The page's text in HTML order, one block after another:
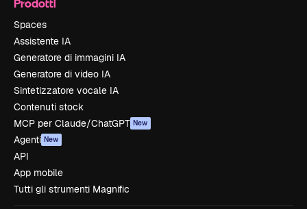
Prodotti
Spaces
Assistente IA
Generatore di immagini IA
Generatore di video IA
Sintetizzatore vocale IA
Contenuti stock
MCP per Claude/ChatGPT New
Agenti New
API
App mobile
Tutti gli strumenti Magnific